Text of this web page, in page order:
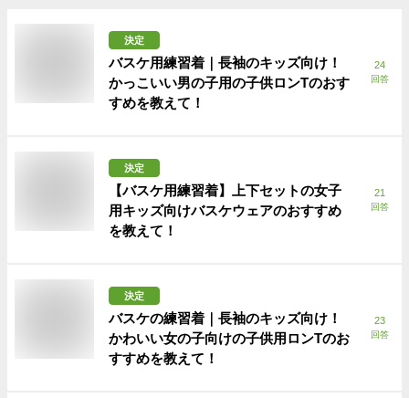
決定
バスケ用練習着｜長袖のキッズ向け！
かっこいい男の子用の子供ロンTのおす
すめを教えて！
24
回答
決定
【バスケ用練習着】上下セットの女子
用キッズ向けバスケウェアのおすすめ
を教えて！
21
回答
決定
バスケの練習着｜長袖のキッズ向け！
かわいい女の子向けの子供用ロンTのお
すすめを教えて！
23
回答